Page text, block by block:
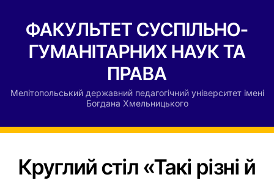
ФАКУЛЬТЕТ СУСПІЛЬНО-
ГУМАНІТАРНИХ НАУК ТА
ПРАВА
Мелітопольський державний педагогічний університет імені
Богдана Хмельницького
Круглий стіл «Такі різні й